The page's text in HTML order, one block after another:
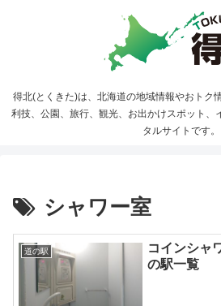
得北(とくきた)は、北海道の地域情報やおトク
利技、公園、旅行、観光、お出かけスポット、
タルサイトです。
シャワー室
道の駅
コインシャ
の駅一覧